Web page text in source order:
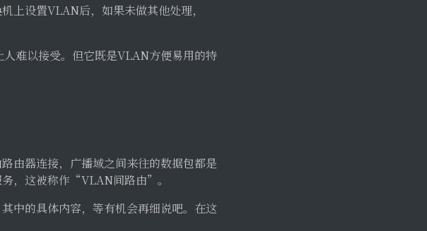
上设置VLAN后，如果未做其他处理，
难以接受。但它既是VLAN方便易用的特
由器连接，广播域之间来往的数据包都是
，这被称作“VLAN间路由”。
中的具体内容，等有机会再细说吧。在这